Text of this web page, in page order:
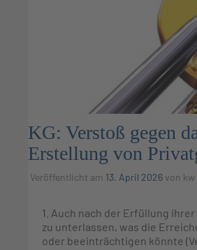
KG: Verstoß gegen
Erstellung von
Veröffentlicht am 13. April 2026von kw
1. Auch nach der Erfüllung
zu unterlassen, was die
oder beeinträchtigen könnte